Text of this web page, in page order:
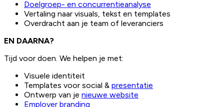
Doelgroep- en concurrentieanalyse
Vertaling naar visuals, tekst en templates
Overdracht aan je team of leveranciers
EN DAARNA?
Tijd voor doen. We helpen je met:
Visuele identiteit
Templates voor social & presentatie
Ontwerp van je nieuwe website
Employer branding